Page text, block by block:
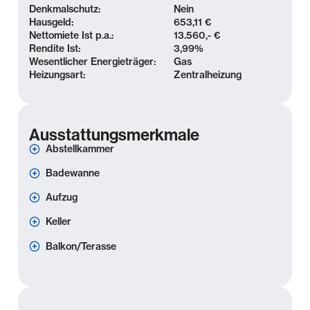
Ausstattung
- 5 Zimmer
- Wohnfläche: ca. 122 m²
- Aufzug
- Badezimmer mit Wanne
- WAMA-Anschluss im Bad
- Kellerabteile
Sonstiges
Die Koengeter & Krekow Immobilien GmbH haftet
Denkmalschutz:
Nein
Hausgeld:
653,11 €
Nettomiete Ist p.a.:
13.560,- €
Rendite Ist:
3,99%
Wesentlicher Energieträger:
Gas
Heizungsart:
Zentralheizung
Ausstattungsmerkmale
Abstellkammer
Badewanne
Aufzug
Keller
Balkon/Terasse